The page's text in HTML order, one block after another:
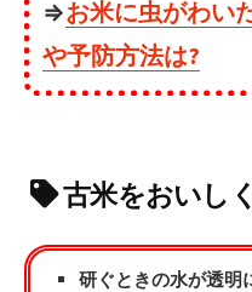
⇒お米に虫がわい
や予防方法は?
古米をおいし
研ぐときの水が透明